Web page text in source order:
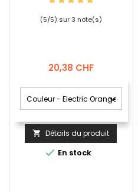
(5/5) sur3 note(s)
Prix
20,38 CHF
 Détails du produit
 En stock